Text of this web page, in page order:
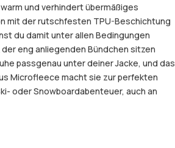
und verhindert übermäßiges
mit der rutschfesten TPU-Beschichtung
du damit unter allen Bedingungen
eng anliegenden Bündchen sitzen
passgenau unter deiner Jacke, und das
Microfleece macht sie zur perfekten
oder Snowboardabenteuer, auch an